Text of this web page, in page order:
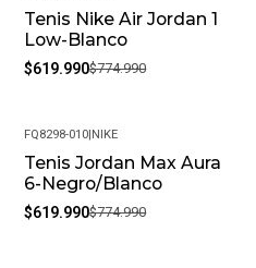
-20%
Tenis Nike Air Jordan 1
Low-Blanco
$619.990$774.990
-20%
FQ8298-010|NIKE
Tenis Jordan Max Aura
6-Negro/Blanco
$619.990$774.990